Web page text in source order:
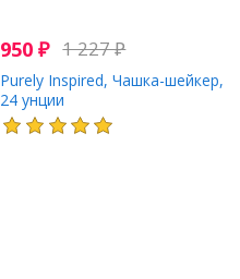
950₽ 1 227₽
Purely Inspired, Чашка-шейкер,
24 унции